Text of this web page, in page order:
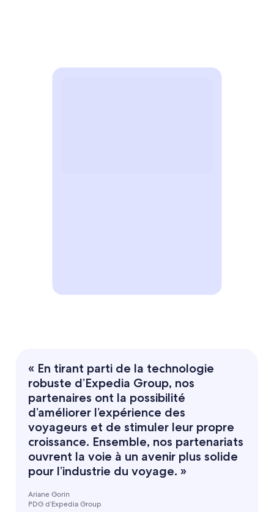
« En tirant parti de la technologie
robuste d’Expedia Group, nos
partenaires ont la possibilité
d’améliorer l’expérience des
voyageurs et de stimuler leur propre
croissance. Ensemble, nos partenariats
ouvrent la voie à un avenir plus solide
pour l’industrie du voyage. »
Ariane Gorin
PDG d’Expedia Group